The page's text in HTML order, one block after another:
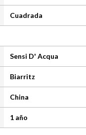
Cuadrada
Sensi D' Acqua
Biarritz
China
1 año